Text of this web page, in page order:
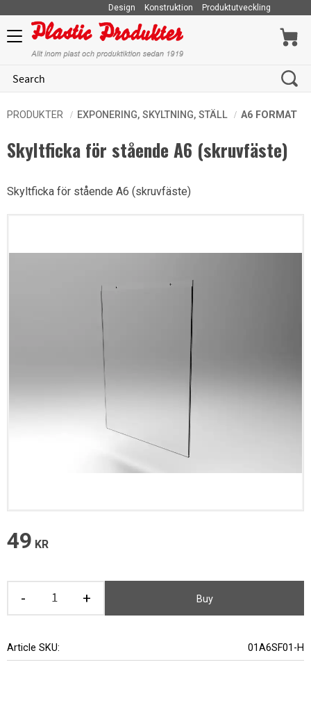
Menu
Design Konstruktion Produktutveckling
PRODUKTER EXPONERING, SKYLTNING, STÄLL A6 FORMAT
Skyltficka för stående A6 (skruvfäste)
Skyltficka för stående A6 (skruvfäste)
49 KR
+
- Buy
Article SKU 01A6SF01-H